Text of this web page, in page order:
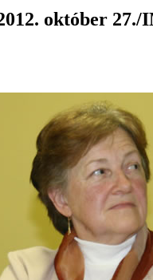
október 27./